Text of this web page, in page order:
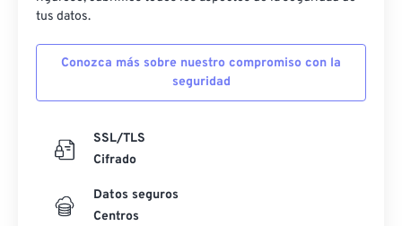
tus datos.
Conozca más sobre nuestro compromiso con la
seguridad
SSL/TLS
Cifrado
Datos seguros
Centros